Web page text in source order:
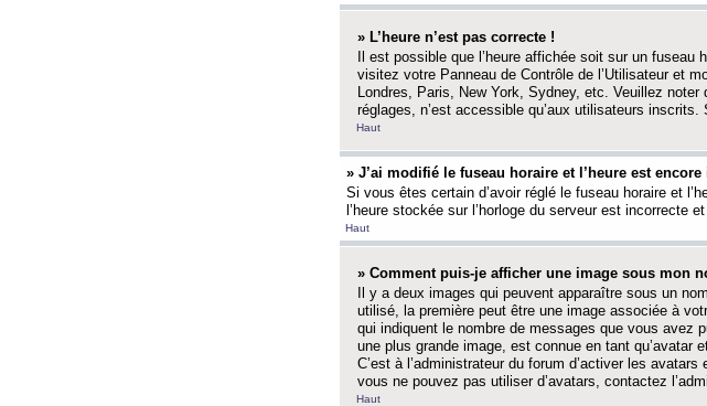
» L’heure n’est pas correcte !
Il est possible que l’heure affichée soit sur un
visitez votre Panneau de Contrôle de l’Utilisateur et
Londres, Paris, New York, Sydney, etc. Veuillez
réglages, n’est accessible qu’aux utilisateurs
Haut
» J’ai modifié le fuseau horaire et l’heure est
Si vous êtes certain d’avoir réglé le fuseau horaire et
l’heure stockée sur l’horloge du serveur est incorrecte
Haut
» Comment puis-je afficher une image sous mon
Il y a deux images qui peuvent apparaître sous un
utilisé, la première peut être une image associée à
qui indiquent le nombre de messages que vous avez
une plus grande image, est connue en tant qu’avatar
C’est à l’administrateur du forum d’activer les
vous ne pouvez pas utiliser d’avatars, contactez
Haut